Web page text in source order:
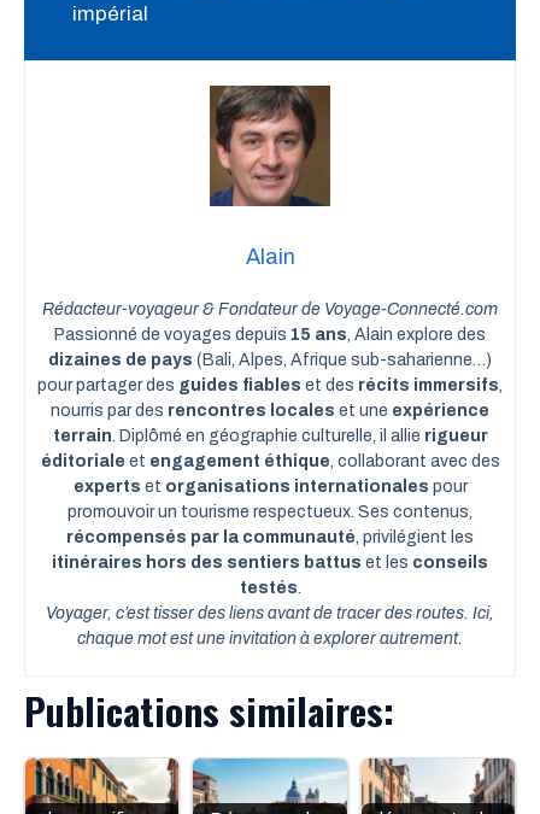
impérial
Alain
Rédacteur-voyageur & Fondateur de Voyage-Connecté.com
Passionné de voyages depuis 15 ans, Alain explore des
dizaines de pays (Bali, Alpes, Afrique sub-saharienne…)
pour partager des guides fiables et des récits immersifs,
nourris par des rencontres locales et une expérience
terrain. Diplômé en géographie culturelle, il allie rigueur
éditoriale et engagement éthique, collaborant avec des
experts et organisations internationales pour
promouvoir un tourisme respectueux. Ses contenus,
récompensés par la communauté, privilégient les
itinéraires hors des sentiers battus et les conseils
testés.
Voyager, c’est tisser des liens avant de tracer des routes. Ici,
chaque mot est une invitation à explorer autrement.
Publications similaires: